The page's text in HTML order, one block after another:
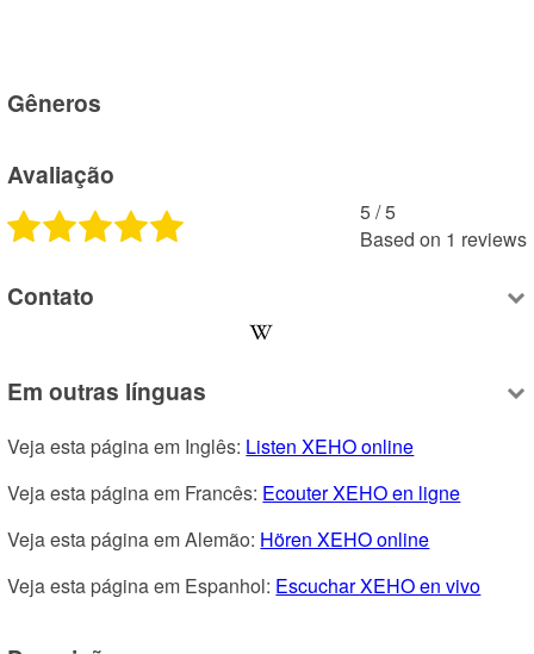
Gêneros
Avaliação
5 /5
Based on 1 reviews
Contato
Em outras línguas
Veja esta página em Inglês: Listen XEHO online
Veja esta página em Francês: Ecouter XEHO en ligne
Veja esta página em Alemão: Hören XEHO online
Veja esta página em Espanhol: Escuchar XEHO en vivo